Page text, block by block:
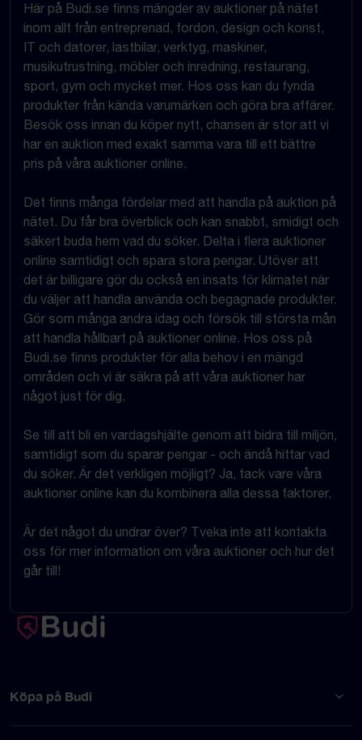
Här på Budi.se finns mängder av auktioner på nätet
inom allt från entreprenad, fordon, design och konst,
IT och datorer, lastbilar, verktyg, maskiner,
musikutrustning, möbler och inredning, restaurang,
sport, gym och mycket mer. Hos oss kan du fynda
produkter från kända varumärken och göra bra affärer.
Besök oss innan du köper nytt, chansen är stor att vi
har en auktion med exakt samma vara till ett bättre
pris på våra auktioner online.
Det finns många fördelar med att handla på auktion på
nätet. Du får bra överblick och kan snabbt, smidigt och
säkert buda hem vad du söker. Delta i flera auktioner
online samtidigt och spara stora pengar. Utöver att
det är billigare gör du också en insats för klimatet när
du väljer att handla använda och begagnade produkter.
Gör som många andra idag och försök till största mån
att handla hållbart på auktioner online. Hos oss på
Budi.se finns produkter för alla behov i en mängd
områden och vi är säkra på att våra auktioner har
något just för dig.
Se till att bli en vardagshjälte genom att bidra till miljön,
samtidigt som du sparar pengar - och ändå hittar vad
du söker. Är det verkligen möjligt? Ja, tack vare våra
auktioner online kan du kombinera alla dessa faktorer.
Är det något du undrar över? Tveka inte att kontakta
oss för mer information om våra auktioner och hur det
går till!
Köpa på Budi